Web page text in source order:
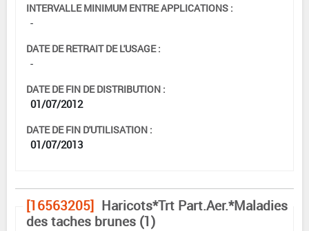
INTERVALLE MINIMUM ENTRE APPLICATIONS :
-
DATE DE RETRAIT DE L'USAGE :
-
DATE DE FIN DE DISTRIBUTION :
01/07/2012
DATE DE FIN D'UTILISATION :
01/07/2013
[16563205] Haricots*Trt Part.Aer.*Maladies
des taches brunes (1)